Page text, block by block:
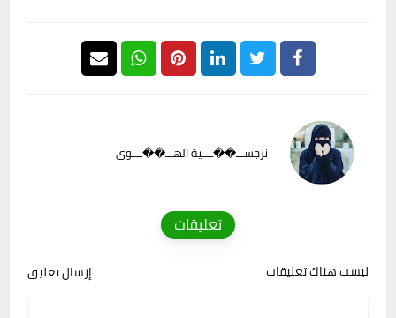
نرجســـ��ــــية الهـــ��ــــوى
تعليقات
ليست هناك تعليقات إرسال تعليق